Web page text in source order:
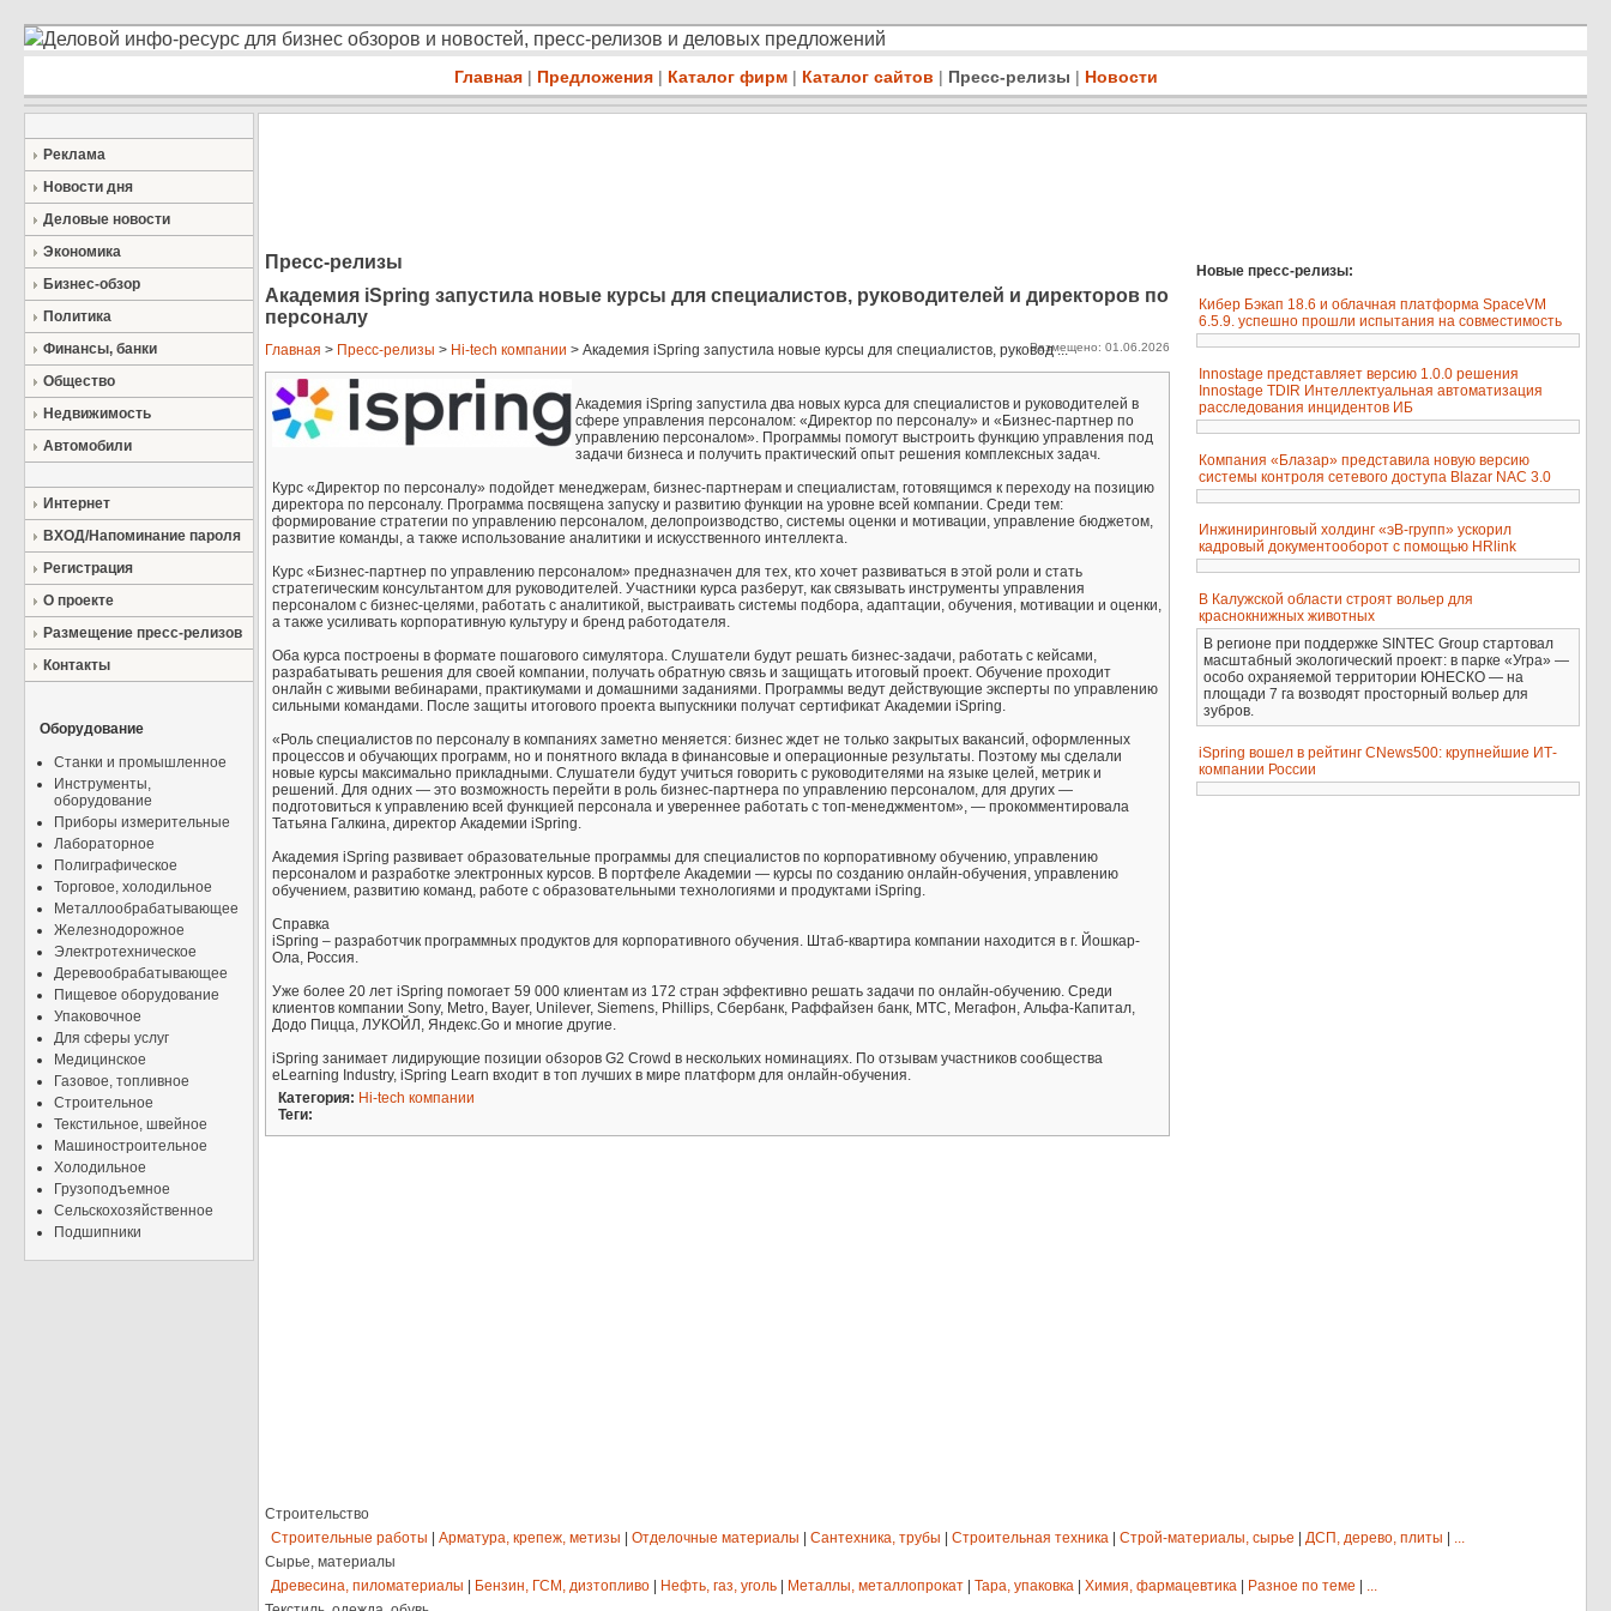
Деловой инфо-ресурс для бизнес обзоров и новостей, пресс-релизов и деловых предложений
Главная | Предложения | Каталог фирм | Каталог сайтов | Пресс-релизы | Новости
Реклама
Новости дня
Деловые новости
Экономика
Бизнес-обзор
Политика
Финансы, банки
Общество
Недвижимость
Автомобили
Интернет
ВХОД/Напоминание пароля
Регистрация
О проекте
Размещение пресс-релизов
Контакты
Оборудование
Станки и промышленное
Инструменты,
оборудование
Приборы измерительные
Лабораторное
Полиграфическое
Торговое, холодильное
Металлообрабатывающее
Железнодорожное
Электротехническое
Деревообрабатывающее
Пищевое оборудование
Упаковочное
Для сферы услуг
Медицинское
Газовое, топливное
Строительное
Текстильное, швейное
Машиностроительное
Холодильное
Грузоподъемное
Сельскохозяйственное
Подшипники
Пресс-релизы
Академия iSpring запустила новые курсы для специалистов, руководителей и директоров по
персоналу
Главная > Пресс-релизы > Hi-tech компании > Академия iSpring запустила новые курсы для специалистов, руковод ...Размещено: 01.06.2026
Академия iSpring запустила два новых курса для специалистов и руководителей в
сфере управления персоналом: «Директор по персоналу» и «Бизнес-партнер по
управлению персоналом». Программы помогут выстроить функцию управления под
задачи бизнеса и получить практический опыт решения комплексных задач.
Курс «Директор по персоналу» подойдет менеджерам, бизнес-партнерам и специалистам, готовящимся к переходу на позицию
директора по персоналу. Программа посвящена запуску и развитию функции на уровне всей компании. Среди тем:
формирование стратегии по управлению персоналом, делопроизводство, системы оценки и мотивации, управление бюджетом,
развитие команды, а также использование аналитики и искусственного интеллекта.
Курс «Бизнес-партнер по управлению персоналом» предназначен для тех, кто хочет развиваться в этой роли и стать
стратегическим консультантом для руководителей. Участники курса разберут, как связывать инструменты управления
персоналом с бизнес-целями, работать с аналитикой, выстраивать системы подбора, адаптации, обучения, мотивации и оценки,
а также усиливать корпоративную культуру и бренд работодателя.
Оба курса построены в формате пошагового симулятора. Слушатели будут решать бизнес-задачи, работать с кейсами,
разрабатывать решения для своей компании, получать обратную связь и защищать итоговый проект. Обучение проходит
онлайн с живыми вебинарами, практикумами и домашними заданиями. Программы ведут действующие эксперты по управлению
сильными командами. После защиты итогового проекта выпускники получат сертификат Академии iSpring.
«Роль специалистов по персоналу в компаниях заметно меняется: бизнес ждет не только закрытых вакансий, оформленных
процессов и обучающих программ, но и понятного вклада в финансовые и операционные результаты. Поэтому мы сделали
новые курсы максимально прикладными. Слушатели будут учиться говорить с руководителями на языке целей, метрик и
решений. Для одних — это возможность перейти в роль бизнес-партнера по управлению персоналом, для других —
подготовиться к управлению всей функцией персонала и увереннее работать с топ-менеджментом», — прокомментировала
Татьяна Галкина, директор Академии iSpring.
Академия iSpring развивает образовательные программы для специалистов по корпоративному обучению, управлению
персоналом и разработке электронных курсов. В портфеле Академии — курсы по созданию онлайн-обучения, управлению
обучением, развитию команд, работе с образовательными технологиями и продуктами iSpring.
Справка
iSpring – разработчик программных продуктов для корпоративного обучения. Штаб-квартира компании находится в г. Йошкар-
Ола, Россия.
Уже более 20 лет iSpring помогает 59 000 клиентам из 172 стран эффективно решать задачи по онлайн-обучению. Среди
клиентов компании Sony, Metro, Bayer, Unilever, Siemens, Phillips, Сбербанк, Раффайзен банк, МТС, Мегафон, Альфа-Капитал,
Додо Пицца, ЛУКОЙЛ, Яндекс.Go и многие другие.
iSpring занимает лидирующие позиции обзоров G2 Crowd в нескольких номинациях. По отзывам участников сообщества
eLearning Industry, iSpring Learn входит в топ лучших в мире платформ для онлайн-обучения.
Категория: Hi-tech компании
Теги:
Новые пресс-релизы:
Кибер Бэкап 18.6 и облачная платформа SpaceVM
6.5.9. успешно прошли испытания на совместимость
Innostage представляет версию 1.0.0 решения
Innostage TDIR Интеллектуальная автоматизация
расследования инцидентов ИБ
Компания «Блазар» представила новую версию
системы контроля сетевого доступа Blazar NAC 3.0
Инжиниринговый холдинг «эВ-групп» ускорил
кадровый документооборот с помощью HRlink
В Калужской области строят вольер для
краснокнижных животных
В регионе при поддержке SINTEC Group стартовал
масштабный экологический проект: в парке «Угра» —
особо охраняемой территории ЮНЕСКО — на
площади 7 га возводят просторный вольер для
зубров.
iSpring вошел в рейтинг CNews500: крупнейшие ИТ-
компании России
Строительство
Строительные работы
Арматура, крепеж, метизы Отделочные материалы Сантехника, трубы Строительная техника Строй-материалы, сырье ДСП, дерево, плиты
...
Сырье, материалы
Древесина, пиломатериалы
Бензин, ГСМ, дизтопливо Нефть, газ, уголь Металлы, металлопрокат Тара, упаковка Химия, фармацевтика Разное по теме
...